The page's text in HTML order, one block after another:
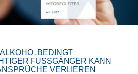
FUSSGÄNGER KANN S
VERLIEREN